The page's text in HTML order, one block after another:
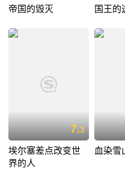
帝国的毁灭 国王的
7.3
埃尔塞差点改变世
界的人
血染雪